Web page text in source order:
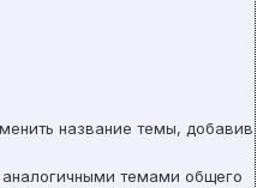
название темы, добавив
темами общего